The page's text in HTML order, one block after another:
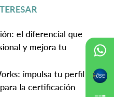
el diferencial que
y mejora tu
impulsa tu perfil
la certificación